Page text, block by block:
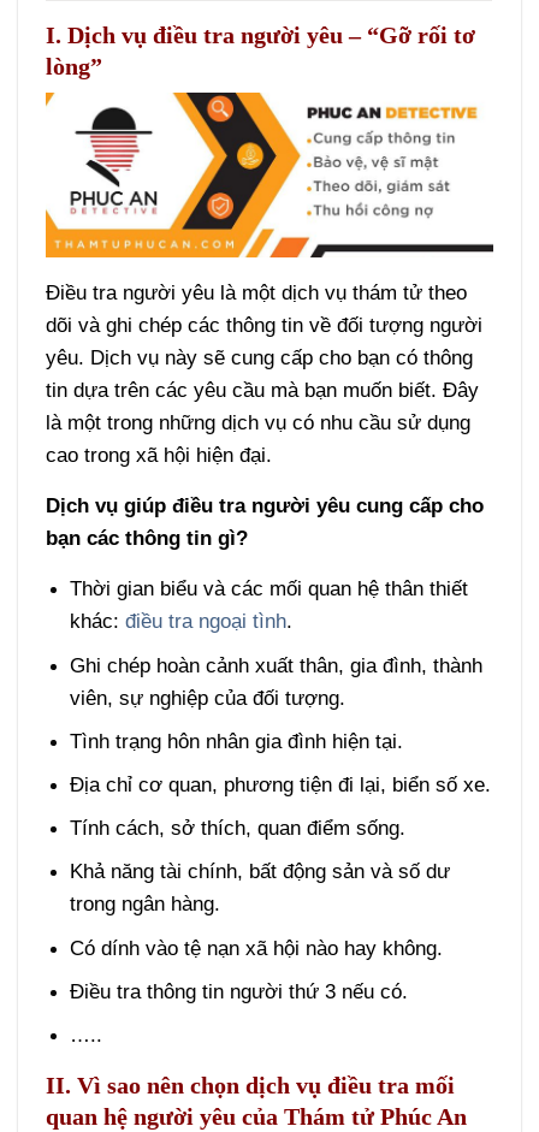
I. Dịch vụ điều tra người yêu – “Gỡ rối tơ
lòng”
Điều tra người yêu là một dịch vụ thám tử theo
dõi và ghi chép các thông tin về đối tượng người
yêu. Dịch vụ này sẽ cung cấp cho bạn có thông
tin dựa trên các yêu cầu mà bạn muốn biết. Đây
là một trong những dịch vụ có nhu cầu sử dụng
cao trong xã hội hiện đại.
Dịch vụ giúp điều tra người yêu cung cấp cho
bạn các thông tin gì?
Thời gian biểu và các mối quan hệ thân thiết
khác: điều tra ngoại tình.
Ghi chép hoàn cảnh xuất thân, gia đình, thành
viên, sự nghiệp của đối tượng.
Tình trạng hôn nhân gia đình hiện tại.
Địa chỉ cơ quan, phương tiện đi lại, biển số xe.
Tính cách, sở thích, quan điểm sống.
Khả năng tài chính, bất động sản và số dư
trong ngân hàng.
Có dính vào tệ nạn xã hội nào hay không.
Điều tra thông tin người thứ 3 nếu có.
…..
II. Vì sao nên chọn dịch vụ điều tra mối
quan hệ người yêu của Thám tử Phúc An